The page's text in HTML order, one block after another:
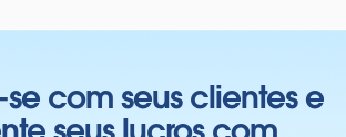
com seus clientes e